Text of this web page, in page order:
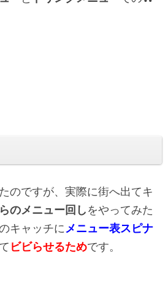
のですが、実際に街へ出てキ
のメニュー回しをやってみた
キャッチに メニュー表スピナ
ビビらせるためです。